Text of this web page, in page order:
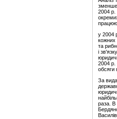
2004 р.
у 2004
кожних
та
і
2004 р.
обсяги
За
раза. В